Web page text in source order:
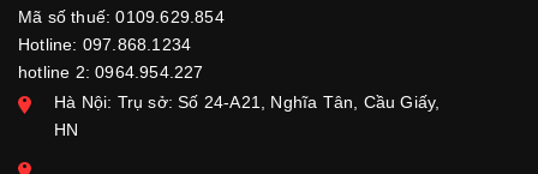
Mã số thuế: 0109.629.854
Hotline: 097.868.1234
hotline 2: 0964.954.227
Hà Nội: Trụ sở: Số 24-A21, Nghĩa Tân, Cầu Giấy,
HN